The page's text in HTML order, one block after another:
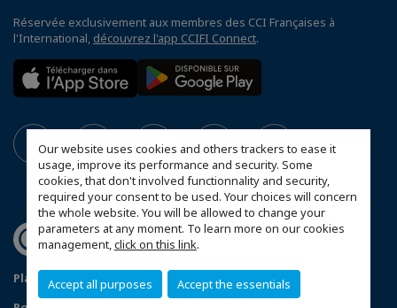
Our website uses cookies and others trackers to ease it
usage, improve its performance and security. Some
cookies, that don't involved functionnality and security,
required your consent to be used. Your choices will concern
the whole website. You will be allowed to change your
parameters at any moment. To learn more on our cookies
management,click on this link.
Accept all purposes Accept the essentials
Réservée exclusivement aux membres des CCI Françaises à
l'International, découvrez l'app CCIFI Connect.
Plan du site
Mentions légales